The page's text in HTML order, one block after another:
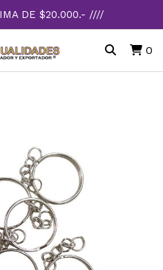
DE $20.000.- ////
0